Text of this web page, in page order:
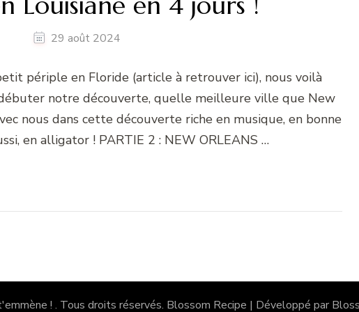
29 août 2024
périple en Floride (article à retrouver ici), nous voilà
notre découverte, quelle meilleure ville que New
nous dans cette découverte riche en musique, en bonne
en alligator ! PARTIE 2 : NEW ORLEANS …
! . Tous droits réservés. Blossom Recipe | Développé par